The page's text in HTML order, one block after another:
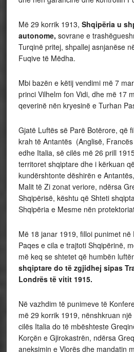
Më 29 korrik 1913, Shqipëria u
autonome, sovrane e
Turqinë pritej, shpallej asnjanëse
Fuqive të Mëdha.
Mbi bazën e këtij vendimi më 7
princi Vilhelm fon Vidi, dhe më 17
qeverinë nën kryesinë e Turhan
Gjatë Luftës së Parë Botërore, që
krah të Antantës (Anglisë,
edhe Italia, së cilës më 26 prill
territoret shqiptare dhe i kërkuan
kundërshtonte dëshirën e
Malit të Zi zonat veriore, ndërsa
Shqipërisë, kështu që Shteti
Shqipëria e Mesme nën
Më 18 janar 1919, filloi punimet në
Paqes e cila e trajtoti Shqipërinë,
më keq se shtetet që humbën
shqiptare do të zgjidhej sipas
Londrës të vitit 1915.
Në vazhdim të punimeve të
më 29 korrik 1919, nënshkruan
cilës Italia do të mbështeste
Korçën e Gjirokastrën, ndërsa
aneksimin e Vlorës dhe mandatin